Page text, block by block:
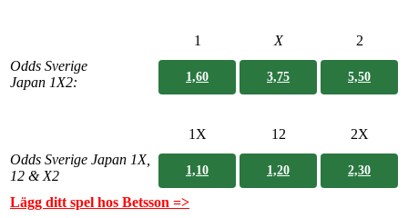
1 X
2
Odds Sverige
Japan 1X2: 1,60 3,75 5,50
1X 12
2X
Odds Sverige Japan 1X,
12 & X2
1,10 1,20 2,30
Lägg ditt spel hos Betsson =>